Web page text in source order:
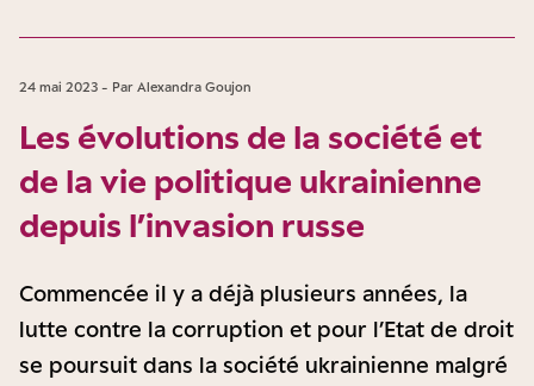
24 mai 2023 - Par Alexandra Goujon
Les évolutions de la société et
de la vie politique ukrainienne
depuis l’invasion russe
Commencée il y a déjà plusieurs années, la
lutte contre la corruption et pour l’Etat de droit
se poursuit dans la société ukrainienne malgré